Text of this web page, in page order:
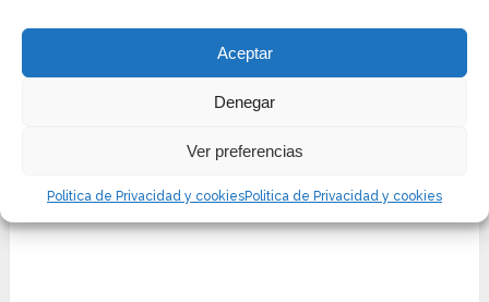
Aceptar
Denegar
Ver preferencias
Politica de Privacidad y cookiesPolitica de Privacidad y cookies